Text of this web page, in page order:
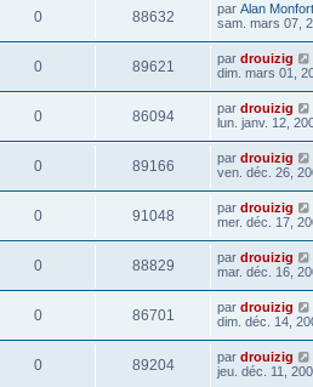
0 88632 par Alan Monfort
sam. mars 07,
0 89621 par drouizig
dim. mars 01,
0 86094 par drouizig
lun. janv. 12,
0 89166 par drouizig
ven. déc. 26,
0 91048 par drouizig
mer. déc. 17,
0 88829 par drouizig
mar. déc. 16,
0 86701 par drouizig
dim. déc. 14,
0 89204 par drouizig
jeu. déc. 11,